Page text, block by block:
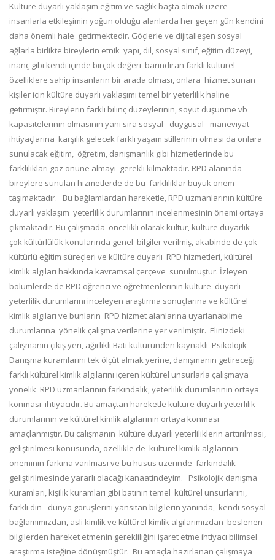
Kültüre duyarlı yaklaşım eğitim ve sağlık başta olmak üzere
insanlarla etkileşimin yoğun olduğu alanlarda her geçen gün kendini
daha önemli hale getirmektedir. Göçlerle ve dijitalleşen sosyal
ağlarla birlikte bireylerin etnik yapı, dil, sosyal sınıf, eğitim düzeyi,
inanç gibi kendi içinde birçok değeri barındıran farklı kültürel
özelliklere sahip insanların bir arada olması, onlara hizmet sunan
kişiler için kültüre duyarlı yaklaşımı temel bir yeterlilik haline
getirmiştir. Bireylerin farklı bilinç düzeylerinin, soyut düşünme vb
kapasitelerinin olmasının yanı sıra sosyal - duygusal - maneviyat
ihtiyaçlarına karşılık gelecek farklı yaşam stillerinin olması da onlara
sunulacak eğitim, öğretim, danışmanlık gibi hizmetlerinde bu
farklılıkları göz önüne almayı gerekli kılmaktadır. RPD alanında
bireylere sunulan hizmetlerde de bu farklılıklar büyük önem
taşımaktadır. Bu bağlamlardan hareketle, RPD uzmanlarının kültüre
duyarlı yaklaşım yeterlilik durumlarının incelenmesinin önemi ortaya
çıkmaktadır. Bu çalışmada öncelikli olarak kültür, kültüre duyarlık -
çok kültürlülük konularında genel bilgiler verilmiş, akabinde de çok
kültürlü eğitim süreçleri ve kültüre duyarlı RPD hizmetleri, kültürel
kimlik algıları hakkında kavramsal çerçeve sunulmuştur. İzleyen
bölümlerde de RPD öğrenci ve öğretmenlerinin kültüre duyarlı
yeterlilik durumlarını inceleyen araştırma sonuçlarına ve kültürel
kimlik algıları ve bunların RPD hizmet alanlarına uyarlanabilme
durumlarına yönelik çalışma verilerine yer verilmiştir. Elinizdeki
çalışmanın çıkış yeri, ağırlıklı Batı kültüründen kaynaklı Psikolojik
Danışma kuramlarını tek ölçüt almak yerine, danışmanın getireceği
farklı kültürel kimlik algılarını içeren kültürel unsurlarla çalışmaya
yönelik RPD uzmanlarının farkındalık, yeterlilik durumlarının ortaya
konması ihtiyacıdır. Bu amaçtan hareketle kültüre duyarlı yeterlilik
durumlarının ve kültürel kimlik algılarının ortaya konması
amaçlanmıştır. Bu çalışmanın kültüre duyarlı yeterliliklerin arttırılması,
geliştirilmesi konusunda, özellikle de kültürel kimlik algılarının
öneminin farkına varılması ve bu husus üzerinde farkındalık
geliştirilmesinde yararlı olacağı kanaatindeyim. Psikolojik danışma
kuramları, kişilik kuramları gibi batının temel kültürel unsurlarını,
farklı din - dünya görüşlerini yansıtan bilgilerin yanında, kendi sosyal
bağlamımızdan, asli kimlik ve kültürel kimlik algılarımızdan beslenen
bilgilerden hareket etmenin gerekliliğini işaret etme ihtiyacı bilimsel
araştırma isteğine dönüşmüştür. Bu amaçla hazırlanan çalışmaya